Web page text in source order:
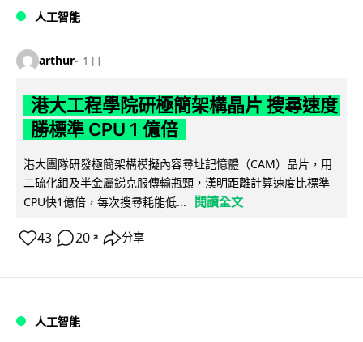
人工智能
arthur 1 日
港大工程學院研極簡架構晶片 搜尋速度
勝標準 CPU 1 億倍
港大團隊研發極簡架構模擬內容尋址記憶體（CAM）晶片，用
二硫化鉬及半金屬銻克服傳輸瓶頸，漢明距離計算速度比標準
CPU快1億倍，每次搜尋耗能低...
閱讀全文
43 20 ↗ 分享
人工智能